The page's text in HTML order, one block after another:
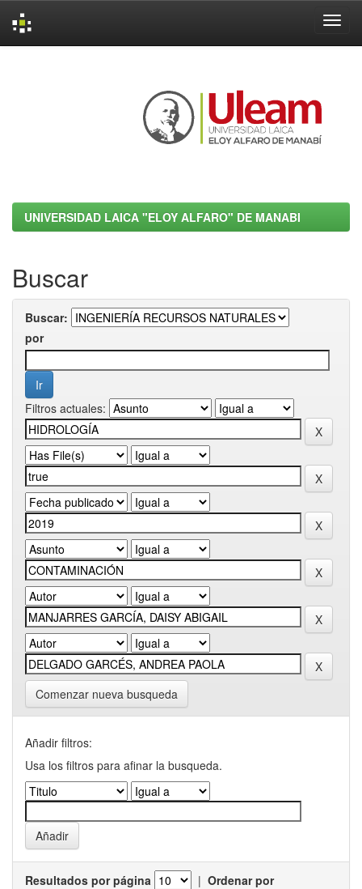
UNIVERSIDAD LAICA "ELOY ALFARO" DE MANABI
Buscar
Buscar:
por
Filtros actuales:
Comenzar nueva busqueda
Añadir filtros:
Usa los filtros para afinar la busqueda.
Resultados por página | Ordenar por